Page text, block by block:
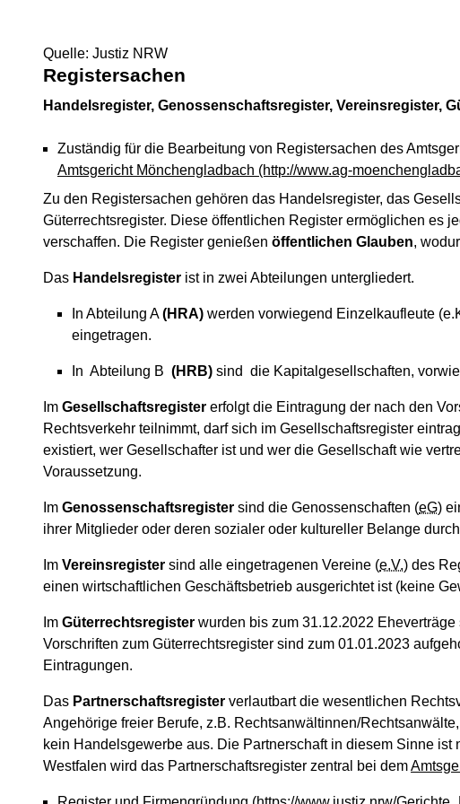
Quelle: Justiz NRW
Registersachen
Handelsregister, Genossenschaftsregister, Vereinsregister,
Zuständig für die Bearbeitung von Registersachen des
Amtsgericht Mönchengladbach (http://www.ag-
Zu den Registersachen gehören das Handelsregister, das
Güterrechtsregister. Diese öffentlichen Register ermöglichen es
verschaffen. Die Register genießen öffentlichen Glauben,
Das Handelsregister ist in zwei Abteilungen untergliedert.
In Abteilung A(HRA) werden vorwiegend Einzelkaufleute
eingetragen.
In Abteilung B (HRB) sind die Kapitalgesellschaften,
Im Gesellschaftsregister erfolgt die Eintragung der nach den
Rechtsverkehr teilnimmt, darf sich im Gesellschaftsregister
existiert, wer Gesellschafter ist und wer die Gesellschaft wie
Voraussetzung.
Im Genossenschaftsregister sind die Genossenschaften (eG)
ihrer Mitglieder oder deren sozialer oder kultureller Belange
Im Vereinsregister sind alle eingetragenen Vereine (e.V.) des
einen wirtschaftlichen Geschäftsbetrieb ausgerichtet ist (keine
Im Güterrechtsregister wurden bis zum 31.12.2022
Vorschriften zum Güterrechtsregister sind zum 01.01.2023
Eintragungen.
Das Partnerschaftsregister verlautbart die wesentlichen
Angehörige freier Berufe, z.B. Rechtsanwältinnen/
kein Handelsgewerbe aus. Die Partnerschaft in diesem Sinne
Westfalen wird das Partnerschaftsregister zentral bei dem